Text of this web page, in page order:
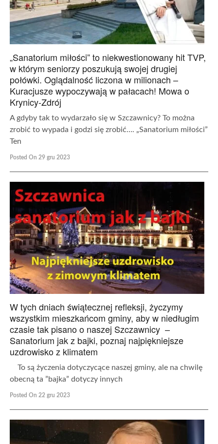
„Sanatorium miłości” to niekwestionowany hit TVP,
w którym seniorzy poszukują swojej drugiej
połówki. Oglądalność liczona w milionach –
Kuracjusze wypoczywają w pałacach! Mowa o
Krynicy-Zdrój
A gdyby tak to wydarzało się w Szczawnicy? To można
zrobić to wypada i godzi się zrobić…. „Sanatorium miłości”
Ten
Posted On 29 gru 2023
W tych dniach świątecznej refleksji, życzymy
wszystkim mieszkańcom gminy, aby w niedługim
czasie tak pisano o naszej Szczawnicy –
Sanatorium jak z bajki, poznaj najpiękniejsze
uzdrowisko z klimatem
To są życzenia dotyczycące naszej gminy, ale na chwilę
obecną ta ”bajka” dotyczy innych
Posted On 22 gru 2023